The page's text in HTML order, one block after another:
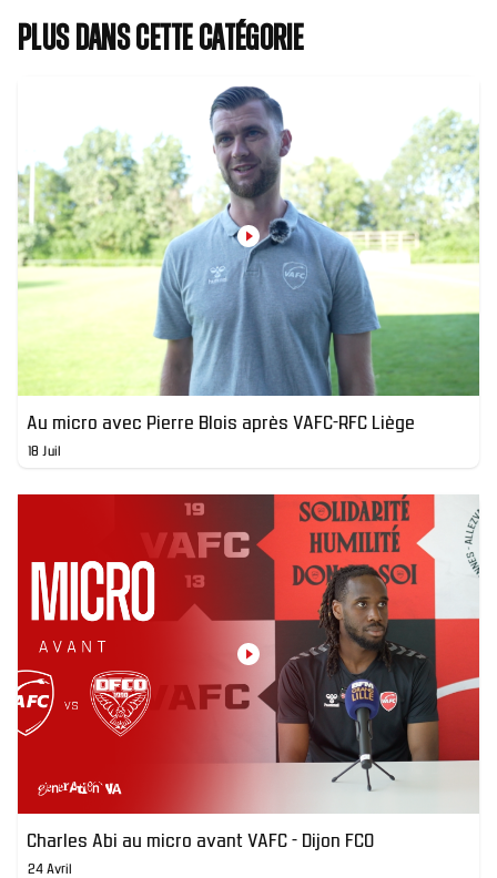
Plus dans cette catégorie
Au micro avec Pierre Blois après VAFC-RFC Liège
18 Juil
Charles Abi au micro avant VAFC - Dijon FCO
24 Avril